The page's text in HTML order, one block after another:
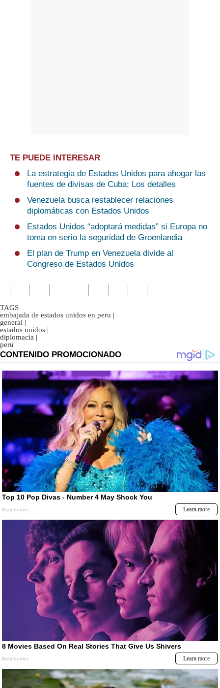
TE PUEDE INTERESAR
La estrategia de Estados Unidos para ahogar las
fuentes de divisas de Cuba: Los detalles
Venezuela busca restablecer relaciones
diplomáticas con Estados Unidos
Estados Unidos “adoptará medidas” si Europa no
toma en serio la seguridad de Groenlandia
El plan de Trump en Venezuela divide al
Congreso de Estados Unidos
TAGS
embajada de estados unidos en peru |
general |
estados unidos |
diplomacia |
peru